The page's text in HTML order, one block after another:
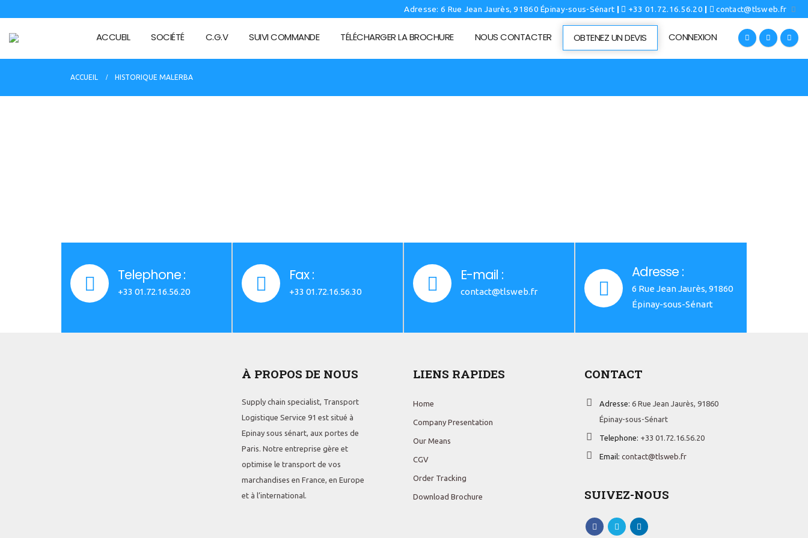
Adresse: 6 Rue Jean Jaurès, 91860 Épinay-sous-Sénart | +33 01.72.16.56.20 | contact@tlsweb.fr
ACCUEIL SOCIÉTÉ C.G.V SUIVI COMMANDE TÉLÉCHARGER LA BROCHURE NOUS CONTACTER OBTENEZ UN DEVIS CONNEXION
ACCUEIL HISTORIQUE MALERBA
Telephone :
+33 01.72.16.56.20
Fax :
+33 01.72.16.56.30
E-mail :
contact@tlsweb.fr
Adresse :
6 Rue Jean Jaurès, 91860
Épinay-sous-Sénart
À PROPOS DE NOUS
Supply chain specialist, Transport
Logistique Service 91 est situé à
Epinay sous sénart, aux portes de
Paris. Notre entreprise gère et
optimise le transport de vos
marchandises en France, en Europe
et à l’international.
LIENS RAPIDES
Home
Company Presentation
Our Means
CGV
Order Tracking
Download Brochure
CONTACT
Adresse: 6 Rue Jean Jaurès, 91860
Épinay-sous-Sénart
Telephone: +33 01.72.16.56.20
Email: contact@tlsweb.fr
SUIVEZ-NOUS